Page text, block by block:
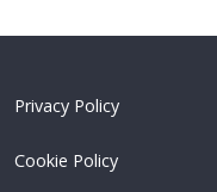
Privacy Policy
Cookie Policy